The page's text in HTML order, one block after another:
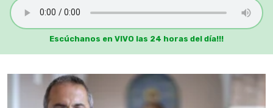
Escúchanos en VIVO las 24 horas del día!!!